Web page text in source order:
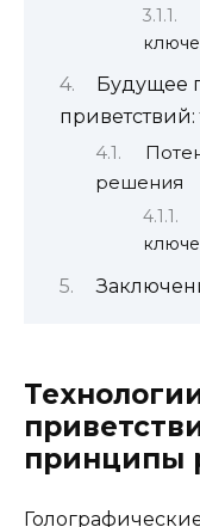
Будущее
решения
принципы